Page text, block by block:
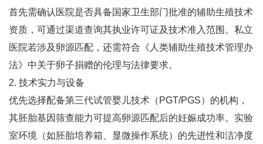
首先需确认医院是否具备国家卫生部门批准的辅助生殖技术
资质，可通过渠道查询其执业许可证及技术准入范围‌。私立
医院若涉及卵源匹配，还需符合《人类辅助生殖技术管理办
法》中关于卵子捐赠的伦理与法律要求‌。
2. ‌技术实力与设备‌
优先选择配备第三代试管婴儿技术（PGT/PGS）的机构，
其胚胎基因筛查能力可提高卵源匹配后的妊娠成功率‌。实验
室环境（如胚胎培养箱、显微操作系统）的先进性和洁净度